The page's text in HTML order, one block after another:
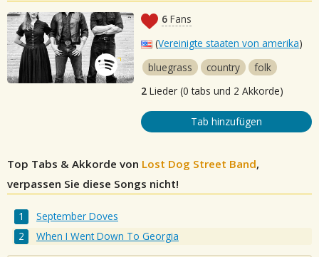
6 Fans
(Vereinigte staaten von amerika)
bluegrass
country
folk
2 Lieder (0 tabs und 2 Akkorde)
Tab hinzufügen
Top Tabs & Akkorde von Lost Dog Street Band,
verpassen Sie diese Songs nicht!
September Doves
When I Went Down To Georgia